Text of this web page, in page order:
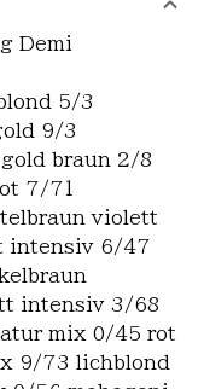
Demi
5/3
9/3
braun 2/8
7/71
violett
intensiv 6/47
intensiv 3/68
mix 0/45 rot
9/73 lichblond